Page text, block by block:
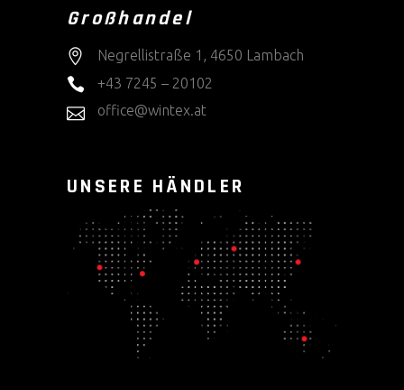
Großhandel
Negrellistraße 1, 4650 Lambach
+43 7245 – 20102
office@wintex.at
UNSERE HÄNDLER